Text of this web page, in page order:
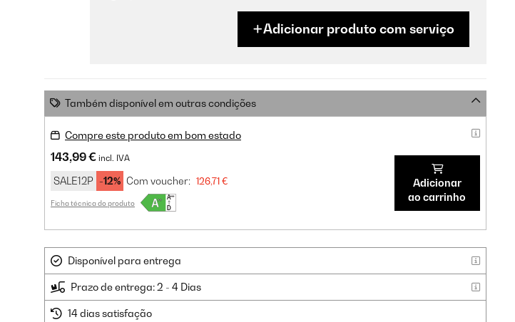
Adicionar produto com serviço
Também disponível em outras condições
Compre este produto em bom estado
143,99 € incl. IVA
SALE12P -12% Com voucher: 126,71 €
Ficha técnica do produto
Adicionar
ao carrinho
Disponível para entrega
Prazo de entrega: 2 - 4 Dias
14 dias satisfação